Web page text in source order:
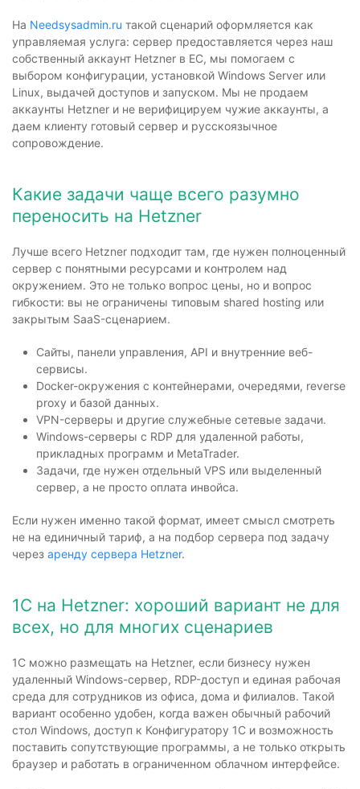
На Needsysadmin.ru такой сценарий оформляется как
управляемая услуга: сервер предоставляется через наш
собственный аккаунт Hetzner в ЕС, мы помогаем с
выбором конфигурации, установкой Windows Server или
Linux, выдачей доступов и запуском. Мы не продаем
аккаунты Hetzner и не верифицируем чужие аккаунты, а
даем клиенту готовый сервер и русскоязычное
сопровождение.
Какие задачи чаще всего разумно
переносить на Hetzner
Лучше всего Hetzner подходит там, где нужен полноценный
сервер с понятными ресурсами и контролем над
окружением. Это не только вопрос цены, но и вопрос
гибкости: вы не ограничены типовым shared hosting или
закрытым SaaS-сценарием.
Сайты, панели управления, API и внутренние веб-
сервисы.
Docker-окружения с контейнерами, очередями, reverse
proxy и базой данных.
VPN-серверы и другие служебные сетевые задачи.
Windows-серверы с RDP для удаленной работы,
прикладных программ и MetaTrader.
Задачи, где нужен отдельный VPS или выделенный
сервер, а не просто оплата инвойса.
Если нужен именно такой формат, имеет смысл смотреть
не на единичный тариф, а на подбор сервера под задачу
через аренду сервера Hetzner.
1С на Hetzner: хороший вариант не для
всех, но для многих сценариев
1С можно размещать на Hetzner, если бизнесу нужен
удаленный Windows-сервер, RDP-доступ и единая рабочая
среда для сотрудников из офиса, дома и филиалов. Такой
вариант особенно удобен, когда важен обычный рабочий
стол Windows, доступ к Конфигуратору 1С и возможность
поставить сопутствующие программы, а не только открыть
браузер и работать в ограниченном облачном интерфейсе.